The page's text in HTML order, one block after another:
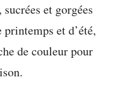
et gorgées
et d’été,
de couleur pour